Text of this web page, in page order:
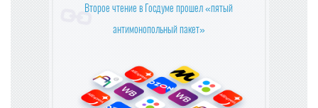
OZON ПРИОСТАНОВИЛ ОПЛАТУ ПРИ ПОЛУЧЕНИИ
БАЗОВЫЕ ПРОДУКТЫ В ТОРГОВЫХ СЕТЯХ ПОДЕШЕВЕ
ЛИ В СЕНТЯБРЕ НА 1,2%
Второе чтение в Госдуме прошел «пятый
антимонопольный пакет»